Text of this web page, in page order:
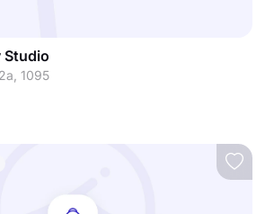
Studio
1095